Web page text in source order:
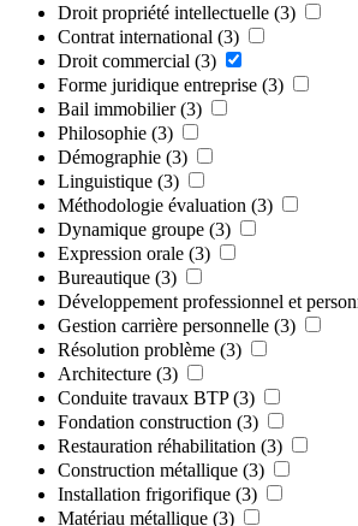
Droit propriété intellectuelle (3)
Contrat international (3)
Droit commercial (3)
Forme juridique entreprise (3)
Bail immobilier (3)
Philosophie (3)
Démographie (3)
Linguistique (3)
Méthodologie évaluation (3)
Dynamique groupe (3)
Expression orale (3)
Bureautique (3)
Développement professionnel et
Gestion carrière personnelle (3)
Résolution problème (3)
Architecture (3)
Conduite travaux BTP (3)
Fondation construction (3)
Restauration réhabilitation (3)
Construction métallique (3)
Installation frigorifique (3)
Matériau métallique (3)